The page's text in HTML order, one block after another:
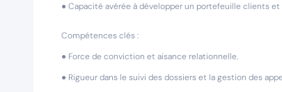
● Capacité avérée à développer un portefeuille clients
Compétences clés :
● Force de conviction et aisance relationnelle.
● Rigueur dans le suivi des dossiers et la gestion des